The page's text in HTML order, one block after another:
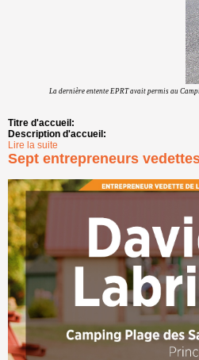
La dernière entente EPRT avait permis au Camping
Titre d'accueil:
Description d'accueil:
Lire la suite
Sept entrepreneurs